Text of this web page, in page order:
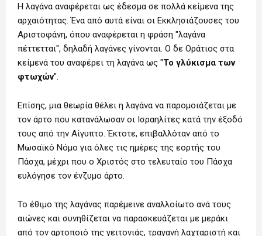
Η λαγάνα αναφέρεται ως έδεσμα σε πολλά κείμενα της
αρχαιότητας. Ένα από αυτά είναι οι Εκκλησιάζουσες του
Αριστοφάνη, όπου αναφέρεται η φράση "λαγάνα
πέττετται", δηλαδή λαγάνες γίνονται. Ο δε Οράτιος στα
κείμενά του αναφέρει τη λαγάνα ως "Το γλύκισμα των
φτωχών".
Επίσης, μια θεωρία θέλει η λαγάνα να παρομοιάζεται με
τον άρτο που κατανάλωσαν οι Ισραηλίτες κατά την έξοδό
τους από την Αίγυπτο. Έκτοτε, επιβαλλόταν από το
Μωσαϊκό Νόμο για όλες τις ημέρες της εορτής του
Πάσχα, μέχρι που ο Χριστός στο τελευταίο του Πάσχα
ευλόγησε τον ένζυμο άρτο.
Το έθιμο της λαγάνας παρέμεινε αναλλοίωτο ανά τους
αιώνες και συνηθίζεται να παρασκευάζεται με μεράκι
από τον αρτοποιό της γειτονιάς, τραγανή λαχταριστή και